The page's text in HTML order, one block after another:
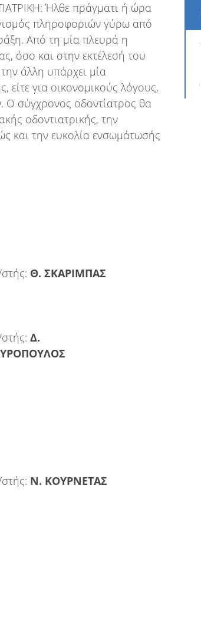
Ήλθε πράγματι ή ώρα
πληροφοριών γύρω από
Από τη μία πλευρά η
όσο και στην εκτέλεσή του
άλλη υπάρχει μία
για οικονομικούς λόγους,
Ο σύγχρονος οδοντίατρος θα
οδοντιατρικής, την
και την ευκολία ενσωμάτωσής
Θ. ΣΚΑΡΙΜΠΑΣ
Δ.
Ν. ΚΟΥΡΝΕΤΑΣ